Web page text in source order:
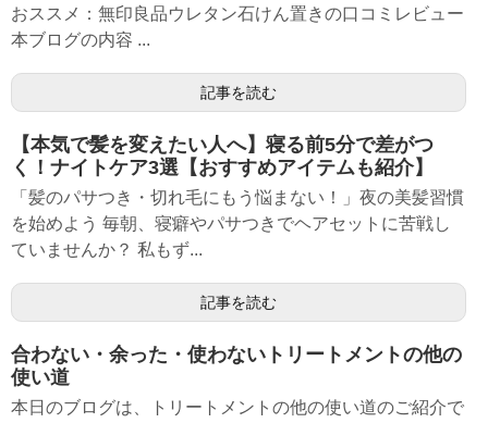
おススメ：無印良品ウレタン石けん置きの口コミレビュー
本ブログの内容 ...
記事を読む
【本気で髪を変えたい人へ】寝る前5分で差がつ
く！ナイトケア3選【おすすめアイテムも紹介】
「髪のパサつき・切れ毛にもう悩まない！」夜の美髪習慣
を始めよう 毎朝、寝癖やパサつきでヘアセットに苦戦し
ていませんか？ 私もず...
記事を読む
合わない・余った・使わないトリートメントの他の
使い道
本日のブログは、トリートメントの他の使い道のご紹介で